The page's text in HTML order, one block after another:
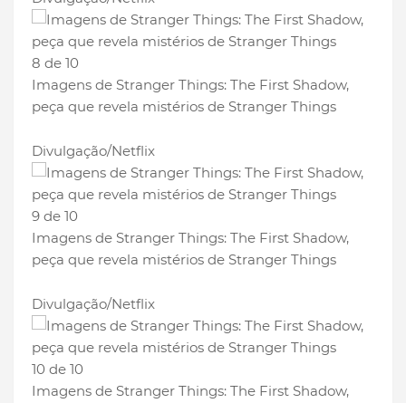
8 de 10
Imagens de Stranger Things: The First Shadow,
peça que revela mistérios de Stranger Things
Divulgação/Netflix
9 de 10
Imagens de Stranger Things: The First Shadow,
peça que revela mistérios de Stranger Things
Divulgação/Netflix
10 de 10
Imagens de Stranger Things: The First Shadow,